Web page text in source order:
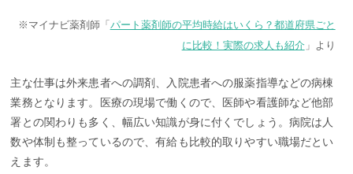
※マイナビ薬剤師「 パート薬剤師の平均時給はいくら？都道府県ごと
に比較！実際の求人も紹介」より
主な仕事は外来患者への調剤、入院患者への服薬指導などの病棟
業務となります。医療の現場で働くので、医師や看護師など他部
署との関わりも多く、幅広い知識が身に付くでしょう。病院は人
数や体制も整っているので、有給も比較的取りやすい職場だとい
えます。